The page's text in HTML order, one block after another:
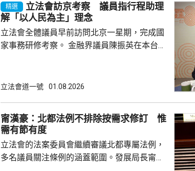
實際情況，提出施政重點。 李家超又...
精選
立法會訪京考察 議員指行程助理
解「以人民為主」理念
立法會全體議員早前訪問北京一星期，完成國
家事務研修考察。 金融界議員陳振英在本台節
能力。陳振英又指，考察期間更深入了解國家
騙意識、推廣普惠金融，探討改善支付平台。
了解國家超前部署 考察市民熱線中心等 民建
聯議員周浩鼎指，考察期間進...
立法會道一號 01.08.2026
甯漢豪：北都法例不排除按需求修訂 惟
需有節有度
立法會的法案委員會繼續審議北都專屬法例，
多名議員關注條例的涵蓋範圍。發展局長甯漢